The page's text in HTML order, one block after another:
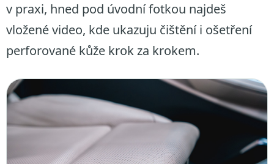
v praxi, hned pod úvodní fotkou najdeš
vložené video, kde ukazuju čištění i ošetření
perforované kůže krok za krokem.